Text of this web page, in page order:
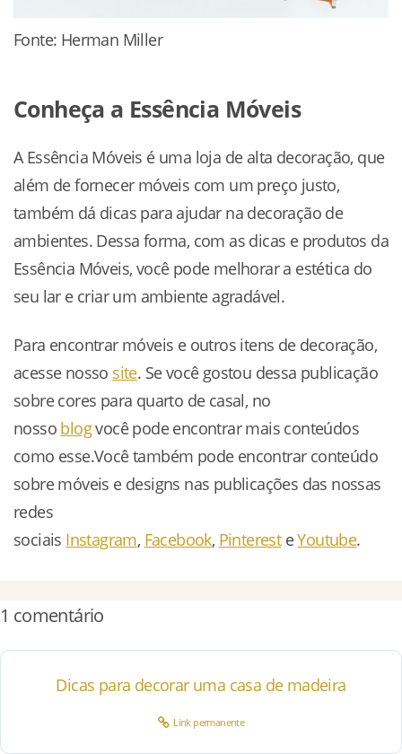
Fonte: Herman Miller
Conheça a Essência Móveis
A Essência Móveis é uma loja de alta decoração, que
além de fornecer móveis com um preço justo,
também dá dicas para ajudar na decoração de
ambientes. Dessa forma, com as dicas e produtos da
Essência Móveis, você pode melhorar a estética do
seu lar e criar um ambiente agradável.
Para encontrar móveis e outros itens de decoração,
acesse nosso site. Se você gostou dessa publicação
sobre cores para quarto de casal, no
nosso blogvocê pode encontrar mais conteúdos
como esse.Você também pode encontrar conteúdo
sobre móveis e designs nas publicações das nossas
redes
sociais Instagram, Facebook, PinteresteYoutube.
1 comentário
Dicas para decorar uma casa de madeira
Link permanente